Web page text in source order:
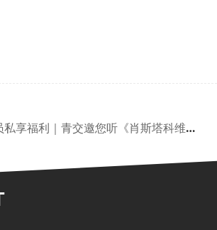
福利｜青交邀您听《肖斯塔科维奇作品专场》音乐会